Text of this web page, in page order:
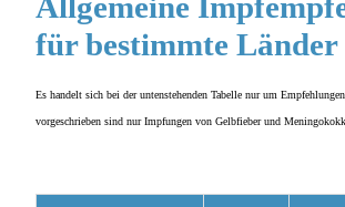
für bestimmte
Es handelt sich bei der untenstehenden Tabelle nur um
vorgeschrieben sind nur Impfungen von Gelbfieber und